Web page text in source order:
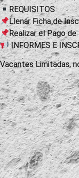
REQUISITOS
Llenar Ficha de
Realizar el Pago
INFORMES E
Vacantes Limitadas,